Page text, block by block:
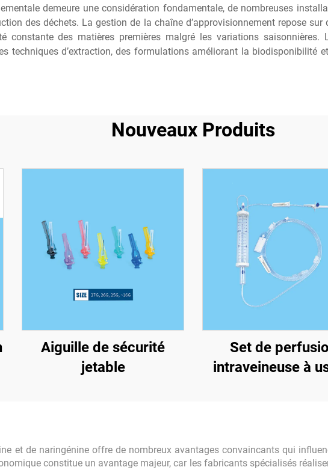
demeure une considération fondamentale, de nombreuses
des déchets. La gestion de la chaîne d’approvisionnement repose
constante des matières premières malgré les variations saisonnières.
techniques d’extraction, des formulations améliorant la biodisponibilité
Nouveaux Produits
Aiguille de sécurité
jetable
Set de
intraveineuse à
et de naringénine offre de nombreux avantages convaincants qui
constitue un avantage majeur, car les fabricants spécialisés